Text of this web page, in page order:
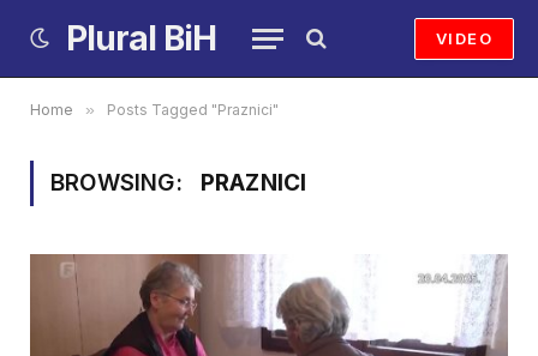
Plural BiH VIDEO
Home » Posts Tagged "Praznici"
BROWSING: PRAZNICI